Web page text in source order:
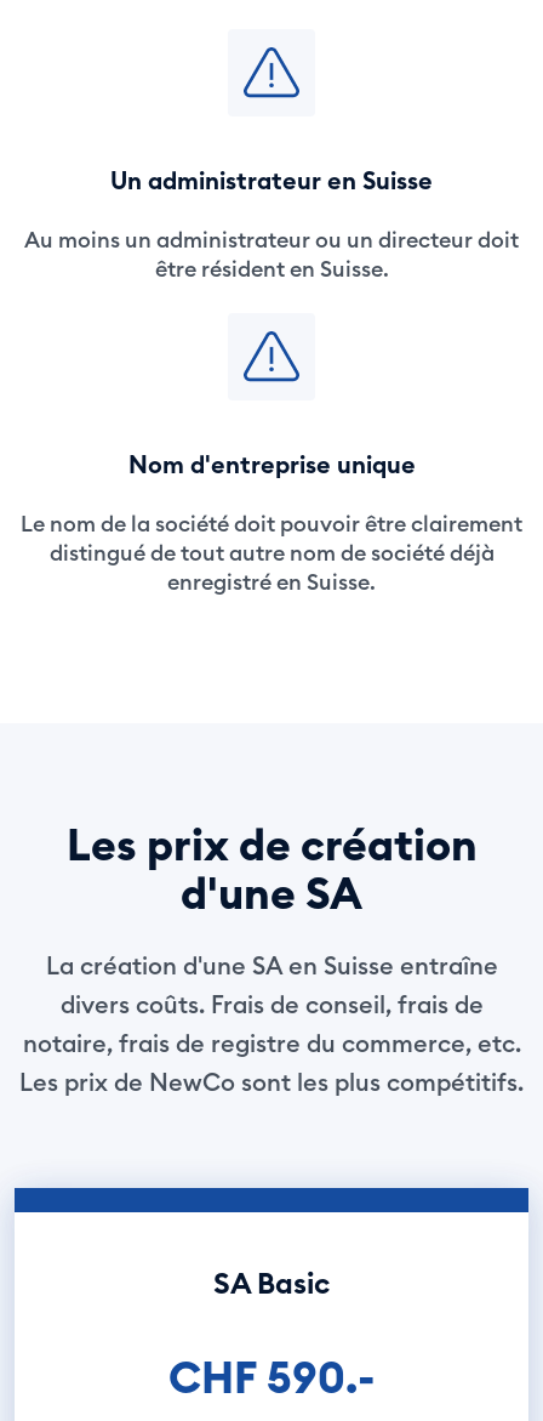
Un administrateur en Suisse
Au moins un administrateur ou un directeur doit
être résident en Suisse.
Nom d'entreprise unique
Le nom de la société doit pouvoir être clairement
distingué de tout autre nom de société déjà
enregistré en Suisse.
Les prix de création
d'une SA
La création d'une SA en Suisse entraîne
divers coûts. Frais de conseil, frais de
notaire, frais de registre du commerce, etc.
Les prix de NewCo sont les plus compétitifs.
SA Basic
CHF 590.-